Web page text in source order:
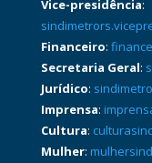
Vice-presidência:
Financeiro:
Secretaria Geral:
Jurídico:
Imprensa:
Cultura:
Mulher: